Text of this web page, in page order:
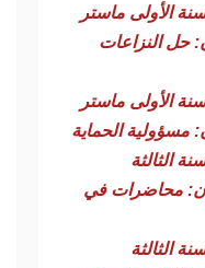
الأولى ماستر
حل النزاعات
الأولى ماستر
مسؤولية الحماية
الثالثة
محاضرات في
الثالثة